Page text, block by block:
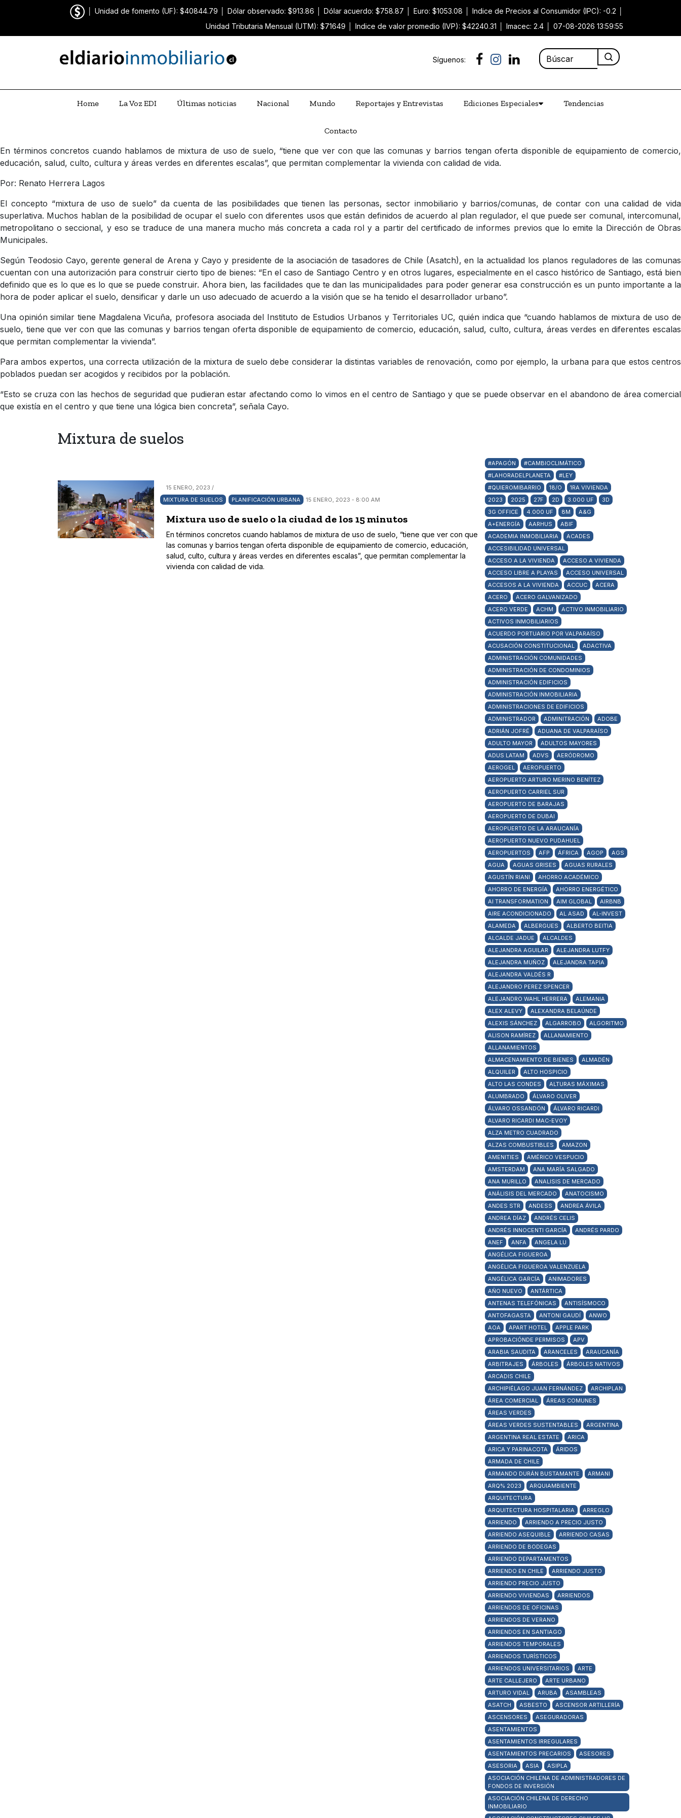
Unidad de fomento (UF): $40844.79 Dólar observado: $913.86 Dólar acuerdo: $758.87 Euro: $1053.08 Indice de Precios al Consumidor (IPC): -0.2
Unidad Tributaria Mensual (UTM): $71649
Indice de valor promedio (IVP): $42240.31 Imacec: 2.4 07-08-2026 13:59:55
Síguenos:
Home La Voz EDI Últimas noticias Nacional Mundo Reportajes y Entrevistas Ediciones Especiales Tendencias
Contacto
En términos concretos cuando hablamos de mixtura de uso de suelo, “tiene que ver con que las comunas y barrios tengan oferta disponible de equipamiento de comercio,
educación, salud, culto, cultura y áreas verdes en diferentes escalas”, que permitan complementar la vivienda con calidad de vida.
Por: Renato Herrera Lagos
El concepto “mixtura de uso de suelo” da cuenta de las posibilidades que tienen las personas, sector inmobiliario y barrios/comunas, de contar con una calidad de vida
superlativa. Muchos hablan de la posibilidad de ocupar el suelo con diferentes usos que están definidos de acuerdo al plan regulador, el que puede ser comunal, intercomunal,
metropolitano o seccional, y eso se traduce de una manera mucho más concreta a cada rol y a partir del certificado de informes previos que lo emite la Dirección de Obras
Municipales.
Según Teodosio Cayo, gerente general de Arena y Cayo y presidente de la asociación de tasadores de Chile (Asatch), en la actualidad los planos reguladores de las comunas
cuentan con una autorización para construir cierto tipo de bienes: “En el caso de Santiago Centro y en otros lugares, especialmente en el casco histórico de Santiago, está bien
definido que es lo que es lo que se puede construir. Ahora bien, las facilidades que te dan las municipalidades para poder generar esa construcción es un punto importante a la
hora de poder aplicar el suelo, densificar y darle un uso adecuado de acuerdo a la visión que se ha tenido el desarrollador urbano”.
Una opinión similar tiene Magdalena Vicuña, profesora asociada del Instituto de Estudios Urbanos y Territoriales UC, quién indica que “cuando hablamos de mixtura de uso de
suelo, tiene que ver con que las comunas y barrios tengan oferta disponible de equipamiento de comercio, educación, salud, culto, cultura, áreas verdes en diferentes escalas
que permitan complementar la vivienda”.
Para ambos expertos, una correcta utilización de la mixtura de suelo debe considerar la distintas variables de renovación, como por ejemplo, la urbana para que estos centros
poblados puedan ser acogidos y recibidos por la población.
“Esto se cruza con las hechos de seguridad que pudieran estar afectando como lo vimos en el centro de Santiago y que se puede observar en el abandono de área comercial
que existía en el centro y que tiene una lógica bien concreta”, señala Cayo.
Mixtura de suelos
15 ENERO, 2023 /
MIXTURA DE SUELOS
PLANIFICACIÓN URBANA 15 ENERO, 2023 - 8:00 AM
Mixtura uso de suelo o la ciudad de los 15 minutos
En términos concretos cuando hablamos de mixtura de uso de suelo, “tiene que ver con que
las comunas y barrios tengan oferta disponible de equipamiento de comercio, educación,
salud, culto, cultura y áreas verdes en diferentes escalas”, que permitan complementar la
vivienda con calidad de vida.
#APAGÓN
#CAMBIOCLIMÁTICO
#LAHORADELPLANETA
#LEY
#QUIEROMIBARRIO
18/O
1RA VIVIENDA
2023
2025 27F 2D 3.000 UF
3D
3G OFFICE
4.000 UF 8M
A&G
A+ENERGÍA
AARHUS
ABIF
ACADEMIA INMOBILIARIA
ACADES
ACCESIBILIDAD UNIVERSAL
ACCESO A LA VIVIENDA
ACCESO A VIVIENDA
ACCESO LIBRE A PLAYAS
ACCESO UNIVERSAL
ACCESOS A LA VIVIENDA
ACCUC
ACERA
ACERO
ACERO GALVANIZADO
ACERO VERDE
ACHM
ACTIVO INMOBILIARIO
ACTIVOS INMOBILIARIOS
ACUERDO PORTUARIO POR VALPARAÍSO
ACUSACIÓN CONSTITUCIONAL
ADACTIVA
ADMINISTRACIÓN COMUNIDADES
ADMINISTRACIÓN DE CONDOMINIOS
ADMINISTRACIÓN EDIFICIOS
ADMINISTRACIÓN INMOBILIARIA
ADMINISTRACIONES DE EDIFICIOS
ADMINISTRADOR
ADMINITRACIÓN
ADOBE
ADRIÁN JOFRÉ
ADUANA DE VALPARAÍSO
ADULTO MAYOR
ADULTOS MAYORES
ADUS LATAM
ADVS
AERÓDROMO
AEROGEL
AEROPUERTO
AEROPUERTO ARTURO MERINO BENÍTEZ
AEROPUERTO CARRIEL SUR
AEROPUERTO DE BARAJAS
AEROPUERTO DE DUBAI
AEROPUERTO DE LA ARAUCANÍA
AEROPUERTO NUEVO PUDAHUEL
AEROPUERTOS
AFP ÁFRICA AGOP
AGS
AGUA
AGUAS GRISES
AGUAS RURALES
AGUSTÍN RIANI
AHORRO ACADÉMICO
AHORRO DE ENERGÍA
AHORRO ENERGÉTICO
AI TRANSFORMATION
AIM GLOBAL
AIRBNB
AIRE ACONDICIONADO
AL ASAD
AL-INVEST
ALAMEDA
ALBERGUES
ALBERTO BEITIA
ALCALDE JADUE
ALCALDES
ALEJANDRA AGUILAR
ALEJANDRA LUTFY
ALEJANDRA MUÑOZ
ALEJANDRA TAPIA
ALEJANDRA VALDÉS R
ALEJANDRO PEREZ SPENCER
ALEJANDRO WAHL HERRERA
ALEMANIA
ALEX ALEVY
ALEXANDRA BELAÚNDE
ALEXIS SÁNCHEZ
ALGARROBO
ALGORITMO
ALISON RAMÍREZ
ALLANAMIENTO
ALLANAMIENTOS
ALMACENAMIENTO DE BIENES
ALMADÉN
ALQUILER
ALTO HOSPICIO
ALTO LAS CONDES
ALTURAS MÁXIMAS
ALUMBRADO
ÁLVARO OLIVER
ÁLVARO OSSANDÓN
ÁLVARO RICARDI
ALVARO RICARDI MAC-EVOY
ALZA METRO CUADRADO
ALZAS COMBUSTIBLES
AMAZON
AMENITIES
AMÉRICO VESPUCIO
AMSTERDAM
ANA MARÍA SALGADO
ANA MURILLO
ANALISIS DE MERCADO
ANÁLISIS DEL MERCADO
ANATOCISMO
ANDES STR
ANDESS
ANDREA ÁVILA
ANDREA DÍAZ
ANDRÉS CELIS
ANDRÉS INNOCENTI GARCÍA
ANDRÉS PARDO
ANEF
ANFA
ANGELA LU
ANGÉLICA FIGUEROA
ANGÉLICA FIGUEROA VALENZUELA
ANGÉLICA GARCÍA
ANIMADORES
AÑO NUEVO
ANTÁRTICA
ANTENAS TELEFÓNICAS
ANTISÍSMOCO
ANTOFAGASTA
ANTONI GAUDÍ
ANWO
AOA
APART HOTEL
APPLE PARK
APROBACIÓNDE PERMISOS
APV
ARABIA SAUDITA
ARANCELES
ARAUCANÍA
ARBITRAJES
ÁRBOLES
ÁRBOLES NATIVOS
ARCADIS CHILE
ARCHIPIÉLAGO JUAN FERNÁNDEZ
ARCHIPLAN
ÁREA COMERCIAL
ÁREAS COMUNES
ÁREAS VERDES
ÁREAS VERDES SUSTENTABLES
ARGENTINA
ARGENTINA REAL ESTATE
ARICA
ARICA Y PARINACOTA
ÁRIDOS
ARMADA DE CHILE
ARMANDO DURÁN BUSTAMANTE
ARMANI
ARQ% 2023
ARQUIAMBIENTE
ARQUITECTURA
ARQUITECTURA HOSPITALARIA
ARREGLO
ARRIENDO
ARRIENDO A PRECIO JUSTO
ARRIENDO ASEQUIBLE
ARRIENDO CASAS
ARRIENDO DE BODEGAS
ARRIENDO DEPARTAMENTOS
ARRIENDO EN CHILE
ARRIENDO JUSTO
ARRIENDO PRECIO JUSTO
ARRIENDO VIVIENDAS
ARRIENDOS
ARRIENDOS DE OFICINAS
ARRIENDOS DE VERANO
ARRIENDOS EN SANTIAGO
ARRIENDOS TEMPORALES
ARRIENDOS TURÍSTICOS
ARRIENDOS UNIVERSITARIOS
ARTE
ARTE CALLEJERO
ARTE URBANO
ARTURO VIDAL
ARUBA
ASAMBLEAS
ASATCH
ASBESTO
ASCENSOR ARTILLERÍA
ASCENSORES
ASEGURADORAS
ASENTAMIENTOS
ASENTAMIENTOS IRREGULARES
ASENTAMIENTOS PRECARIOS
ASESORES
ASESORIA
ASIA
ASIPLA
ASOCIACIÓN CHILENA DE ADMINISTRADORES DE
FONDOS DE INVERSIÓN
ASOCIACIÓN CHILENA DE DERECHO
INMOBILIARIO